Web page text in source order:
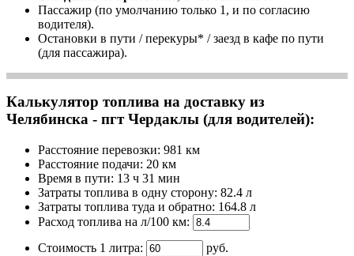
Пассажир (по умолчанию только 1, и по согласию
водителя).
Остановки в пути / перекуры* / заезд в кафе по пути
(для пассажира).
Калькулятор топлива на доставку из
Челябинска - пгт Чердаклы (для водителей):
Расстояние перевозки: 981 км
Расстояние подачи: 20 км
Время в пути: 13 ч 31 мин
Затраты топлива в одну сторону: 82.4 л
Затраты топлива туда и обратно: 164.8 л
Расход топлива на л/100 км:
Стоимость 1 литра:
руб.